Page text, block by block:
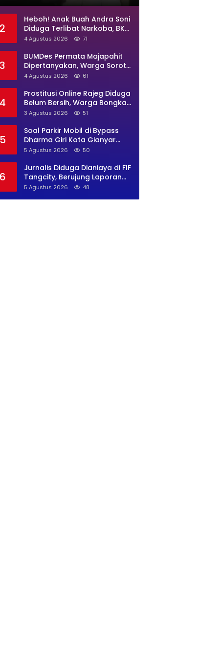
2
Heboh! Anak Buah Andra Soni
Diduga Terlibat Narkoba, BKD
Banten Diminta Buka Suara
4 Agustus 2026 71
3
BUMDes Permata Majapahit
Dipertanyakan, Warga Soroti
Dugaan Pengelolaan Tak
4 Agustus 2026 61
4
Prostitusi Online Rajeg Diduga
Belum Bersih, Warga Bongkar
Lokasi Baru Open BO Usai
3 Agustus 2026 51
5
Soal Parkir Mobil di Bypass
Dharma Giri Kota Gianyar
Jadi Sorotan, Pengawasan
5 Agustus 2026 50
6
Jurnalis Diduga Dianiaya di FIF
Tangcity, Berujung Laporan
Polisi dan Sorotan Kebebasan
5 Agustus 2026 48